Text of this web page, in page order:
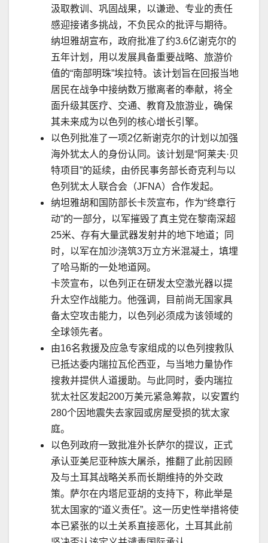
汲取教训、 巩固战果，以谦逊、专业的责任
感迎接诸多挑战，不负民众的批评与期待。
纳坦雅胡宣布，政府批准了约3.6亿谢克尔的
五年计划，用以发展具备重要战略、旅游价
值的“南部明珠”埃拉特。该计划旨在回报当地
居民在战争中接纳数万撤离者的奉献，将全
面升级其医疗、交通、教育及旅游业，确保
其未来成为以色列的核心增长引擎。
以色列批准了一项2亿新谢克尔的计划以加强
海外犹太人的身份认同。该计划是“阿莱夫·贝
特项目”的延续，由侨民事务部长奇克利与以
色列犹太人联合会（JFNA）合作发起。
纳坦雅胡和国防部长卡茨宣布，作为“终章行
动”的一部分，以军摧毁了真主党在黎南深超
25米、存有大量武器发射井的地下地道；同
时，以军在加沙浇筑3万立方米混凝土，填埋
了哈马斯的一处地道网。
卡茨宣布，以色列正在研发太空激光器以提
升太空作战能力。他强调，目前尚无国家具
备太空攻击能力，以色列必须成为该领域的
全球领先者。
由16名救援及应急专家组成的以色列搜救队
已抵达委内瑞拉瓦伦西亚，与当地力量协作
搜救并提供人道援助。与此同时，委内瑞拉
犹太社区发起200万美元紧急筹款，以安置约
280个因地震失去家园或房屋受损的犹太家
庭。
以色列政府一致批准外长萨尔的提议，正式
承认亚美尼亚种族大屠杀，推翻了此前因顾
及与土耳其战略关系而长期维持的外交政
策。萨尔在内塔尼亚胡的支持下，称此举是
犹太国家的“道义责任”。这一历史性举措将使
本已紧张的以土关系直接恶化，土耳其此前